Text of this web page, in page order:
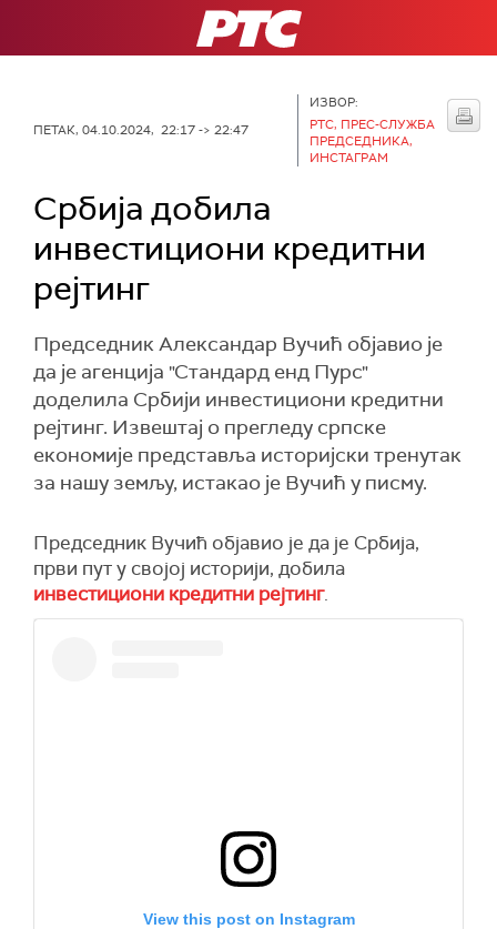
РТС
ПЕТАК, 04.10.2024, 22:17 -> 22:47
ИЗВОР:
РТС, ПРЕС-СЛУЖБА
ПРЕДСЕДНИКА,
ИНСТАГРАМ
Србија добила
инвестициони кредитни
рејтинг
Председник Александар Вучић објавио је
да је агенција "Стандард енд Пурс"
доделила Србији инвестициони кредитни
рејтинг. Извештај о прегледу српске
економије представља историјски тренутак
за нашу земљу, истакао је Вучић у писму.
Председник Вучић објавио је да је Србија,
први пут у својој историји, добила
инвестициони кредитни рејтинг.
View this post on Instagram